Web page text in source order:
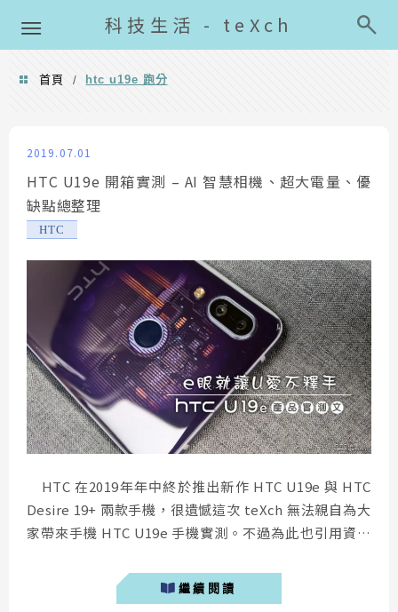
科技生活 - teXch
首頁 / htc u19e 跑分
2019.07.01
HTC U19e 開箱實測 – AI 智慧相機、超大電量、優
缺點總整理
HTC
HTC 在2019年年中終於推出新作 HTC U19e 與 HTC
Desire 19+ 兩款手機，很遺憾這次 teXch 無法親自為大
家帶來手機 HTC U19e 手機實測。不過為此也引用資深
機 HTC U19e。 HTC U19e 優點 3930mAh超大電量：
電池續航持久力非常好，有史以...
繼續閱讀